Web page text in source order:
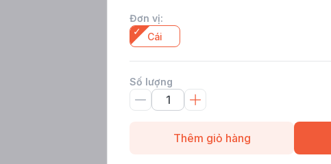
Đơn vị:
Cái
Số lượng
Thêm giỏ hàng